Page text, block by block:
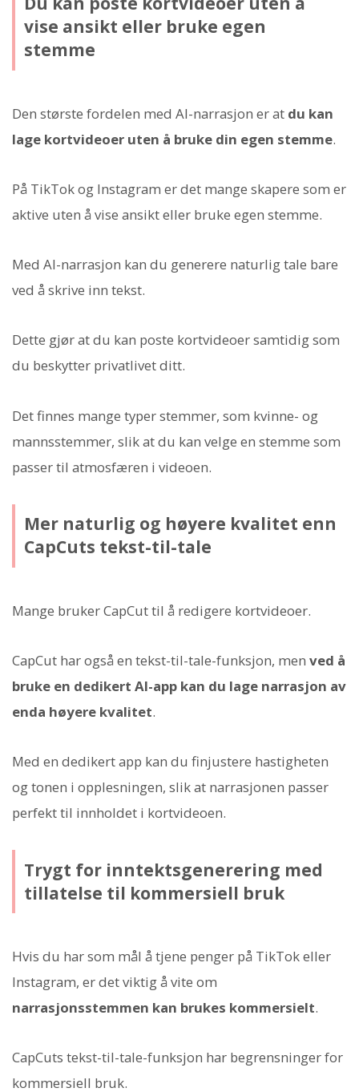
vise ansikt eller bruke egen
stemme
Den største fordelen med AI-narrasjon er at du kan
lage kortvideoer uten å bruke din egen stemme.
På TikTok og Instagram er det mange skapere som er
aktive uten å vise ansikt eller bruke egen stemme.
Med AI-narrasjon kan du generere naturlig tale bare
ved å skrive inn tekst.
Dette gjør at du kan poste kortvideoer samtidig som
du beskytter privatlivet ditt.
Det finnes mange typer stemmer, som kvinne- og
mannsstemmer, slik at du kan velge en stemme som
passer til atmosfæren i videoen.
Mer naturlig og høyere kvalitet enn
CapCuts tekst-til-tale
Mange bruker CapCut til å redigere kortvideoer.
CapCut har også en tekst-til-tale-funksjon, men ved å
bruke en dedikert AI-app kan du lage narrasjon av
enda høyere kvalitet.
Med en dedikert app kan du finjustere hastigheten
og tonen i opplesningen, slik at narrasjonen passer
perfekt til innholdet i kortvideoen.
Trygt for inntektsgenerering med
tillatelse til kommersiell bruk
Hvis du har som mål å tjene penger på TikTok eller
Instagram, er det viktig å vite om
narrasjonsstemmen kan brukes kommersielt.
CapCuts tekst-til-tale-funksjon har begrensninger for
kommersiell bruk.